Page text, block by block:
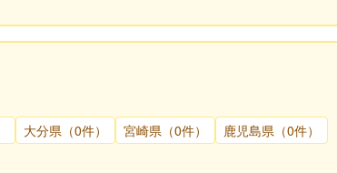
大分県（0件） 宮崎県（0件）
鹿児島県（0件）